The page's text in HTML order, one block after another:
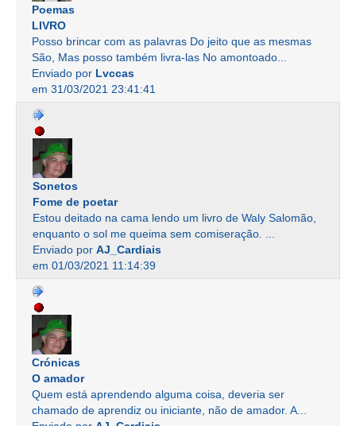
Poemas
LIVRO
Posso brincar com as palavras Do jeito que as mesmas
São, Mas posso também livra-las No amontoado...
Enviado por Lvccas
em 31/03/2021 23:41:41
Sonetos
Fome de poetar
Estou deitado na cama lendo um livro de Waly Salomão,
enquanto o sol me queima sem comiseração. ...
Enviado por AJ_Cardiais
em 01/03/2021 11:14:39
Crónicas
O amador
Quem está aprendendo alguma coisa, deveria ser
chamado de aprendiz ou iniciante, não de amador. A...